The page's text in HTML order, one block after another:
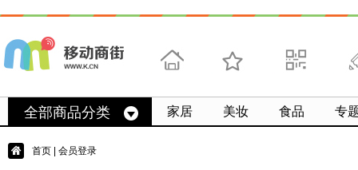
首页 收藏 求扫码 微
全部商品分类 家居 美妆 食品 专
首页 | 会员登录